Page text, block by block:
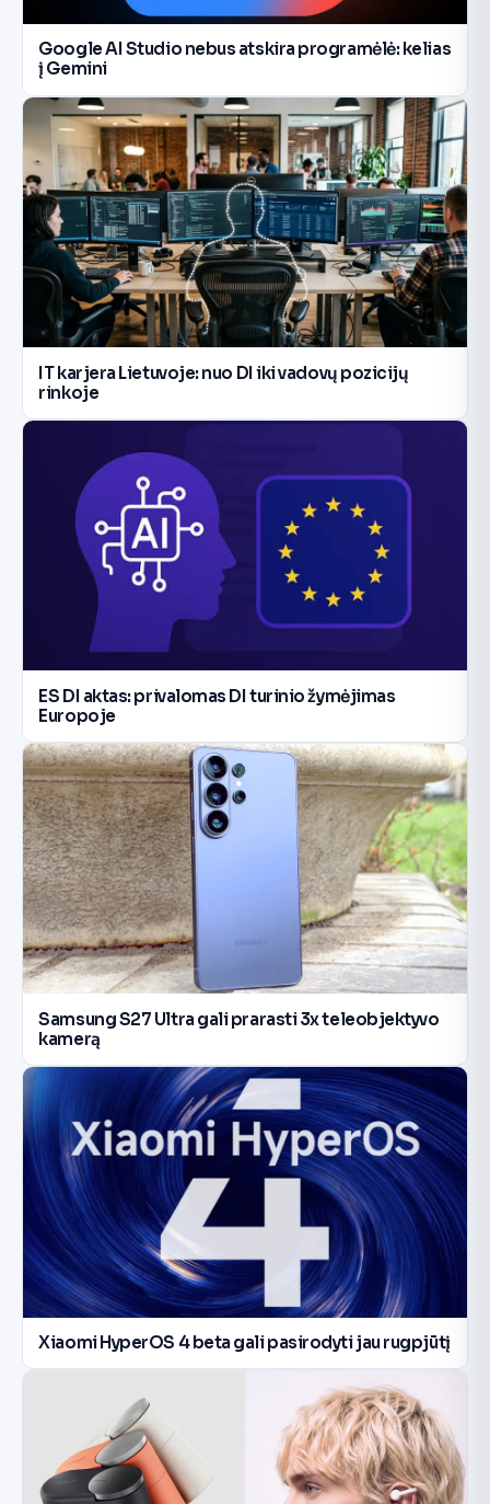
Google AI Studio nebus atskira programėlė: kelias
į Gemini
IT karjera Lietuvoje: nuo DI iki vadovų pozicijų
rinkoje
ES DI aktas: privalomas DI turinio žymėjimas
Europoje
Samsung S27 Ultra gali prarasti 3x teleobjektyvo
kamerą
Xiaomi HyperOS 4 beta gali pasirodyti jau rugpjūtį